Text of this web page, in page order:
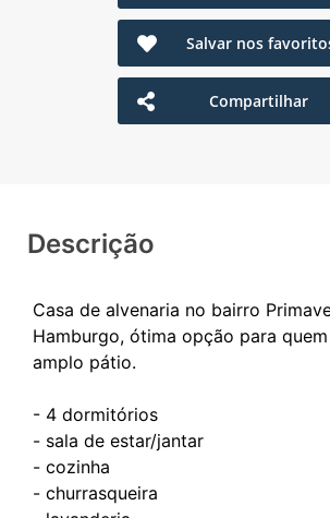
Salvar nos
Compartilhar
Descrição
Casa de alvenaria no bairro
Hamburgo, ótima opção para
amplo pátio.
- 4 dormitórios
- sala de estar/jantar
- cozinha
- churrasqueira